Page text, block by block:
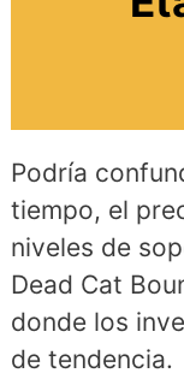
Podría
tiempo, el
niveles de
Dead Cat
donde los
de tendencia.